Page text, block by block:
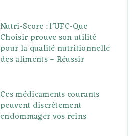
Nutri-Score : l’UFC-Que
Choisir prouve son utilité
pour la qualité nutritionnelle
des aliments – Réussir
Ces médicaments courants
peuvent discrètement
endommager vos reins